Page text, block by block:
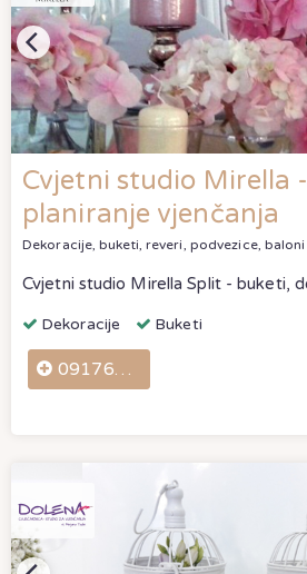
Cvjetni studio Mirella -
planiranje vjenčanja
Dekoracije, buketi, reveri, podvezice, baloni
Dekoracije Buketi
0917607130